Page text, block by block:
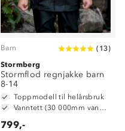
Barn ( 13)
Stormberg
Stormflod regnjakke barn
8-14
Toppmodell til helårsbruk
Vanntett (30 000mm vannsøyle)
799,-